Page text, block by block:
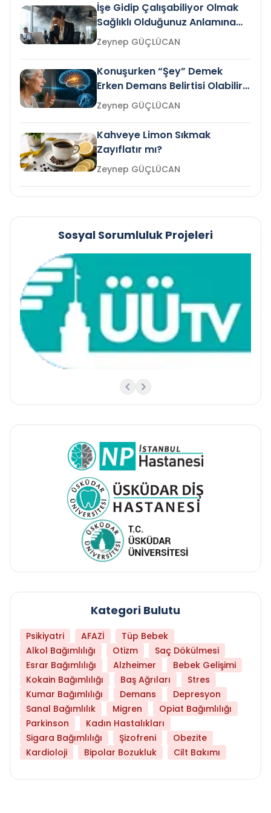
İşe Gidip Çalışabiliyor Olmak
Sağlıklı Olduğunuz Anlamına
Gelir mi?Zeynep GÜÇLÜCAN
Konuşurken “Şey” Demek
Erken Demans Belirtisi Olabilir
mi?
Zeynep GÜÇLÜCAN
Kahveye Limon Sıkmak
Zayıflatır mı?
Zeynep GÜÇLÜCAN
Sosyal Sorumluluk Projeleri
Kategori Bulutu
Psikiyatri AFAZİ
Tüp Bebek
Alkol Bağımlılığı
Otizm
Saç Dökülmesi
Esrar Bağımlılığı
Alzheimer
Bebek Gelişimi
Kokain Bağımlılığı
Baş Ağrıları
Stres
Kumar Bağımlılığı
Demans
Depresyon
Sanal Bağımlılık
Migren
Opiat Bağımlılığı
Parkinson
Kadın Hastalıkları
Sigara Bağımlılığı
Şizofreni
Obezite
Kardioloji
Bipolar Bozukluk Cilt Bakımı